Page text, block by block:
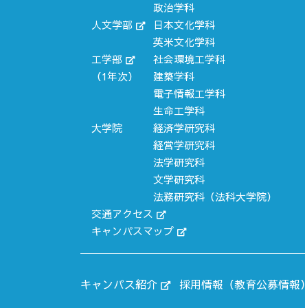
政治学科
人文学部
日本文化学科
英米文化学科
工学部
（1年次）
社会環境工学科
建築学科
電子情報工学科
生命工学科
大学院
経済学研究科
経営学研究科
法学研究科
文学研究科
法務研究科 （法科大学院）
交通アクセス
キャンパスマップ
キャンパス紹介 採用情報（教育公募情報）